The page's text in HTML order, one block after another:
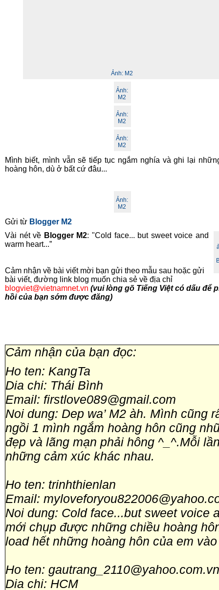
Ảnh: M2
Ảnh:
M2
Ảnh:
M2
Ảnh:
M2
Mình biết, mình vẫn sẽ tiếp tục ngắm nghía và ghi lại
hoàng hôn, dù ở bất cứ đâu...
Ảnh:
M2
Gửi từ Blogger M2
Vài nét về Blogger M2: "Cold face... but sweet voice and
warm heart...”
Cảm nhận về bài viết mời bạn gửi theo mẫu sau hoặc gửi
bài viết, đường link blog muốn chia sẻ về địa chỉ
blogviet@vietnamnet.vn (vui lòng gõ Tiếng Việt có dấu để
hồi của bạn sớm được đăng)
Cảm nhận của bạn đọc:
Ho ten: KangTa
Dia chi: Thái Bình
Email: firstlove089@gmail.com
Noi dung: Dep wa’ M2 àh. Mình cũng
ngồi 1 mình ngắm hoàng hôn cũng
đẹp và lãng mạn phải hông ^_^.Mỗi
những cảm xúc khác nhau.
Ho ten: trinhthienlan
Email:
Noi dung: Cold face...but sweet voice
mới chụp được những chiều hoàng
load hết những hoàng hôn của em
Ho ten: gautrang_2110@yahoo.com.vn
Dia chi: HCM